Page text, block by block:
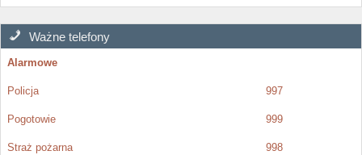
Ważne telefony
Alarmowe
Policja 997
Pogotowie 999
Straż pożarna 998